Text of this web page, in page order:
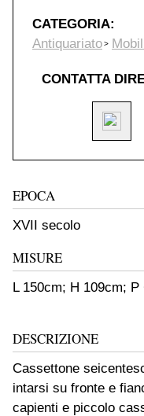
CATEGORIA:
Antiquariato
CONTATTA
EPOCA
XVII secolo
MISURE
L 150cm; H 109cm; P
DESCRIZIONE
Cassettone
intarsi su fronte e
capienti e piccolo